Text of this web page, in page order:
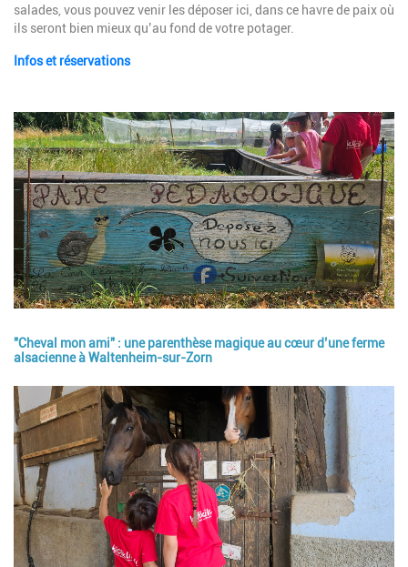
salades, vous pouvez venir les déposer ici, dans ce havre de paix où
ils seront bien mieux qu’au fond de votre potager.
Infos et réservations
Image
"Cheval mon ami" : une parenthèse magique au cœur d’une ferme
alsacienne à Waltenheim-sur-Zorn
Image